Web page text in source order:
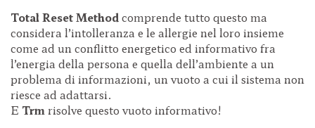
Total Reset Methodcomprende tutto questo ma
considera l’intolleranza e le allergie nel loro insieme
come ad un conflitto energetico ed informativo fra
l’energia della persona e quella dell’ambiente a un
problema di informazioni, un vuoto a cui il sistema non
riesce ad adattarsi.
E Trmrisolve questo vuoto informativo!